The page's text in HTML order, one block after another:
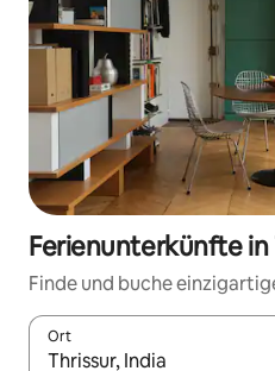
Ferienunterkünfte in
Finde und buche
Ort
Wenn Ergebnisse verfügbar